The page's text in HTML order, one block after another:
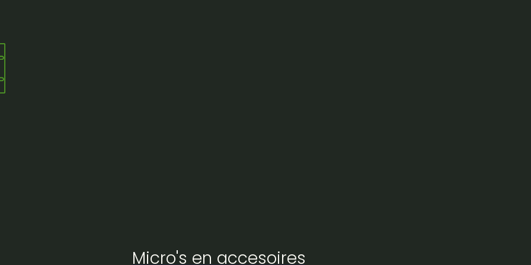
Micro's en accesoires
via een hogedruk CO2 slang en je bedient het effect met de trekker zodat je korte stoten of langere blasts